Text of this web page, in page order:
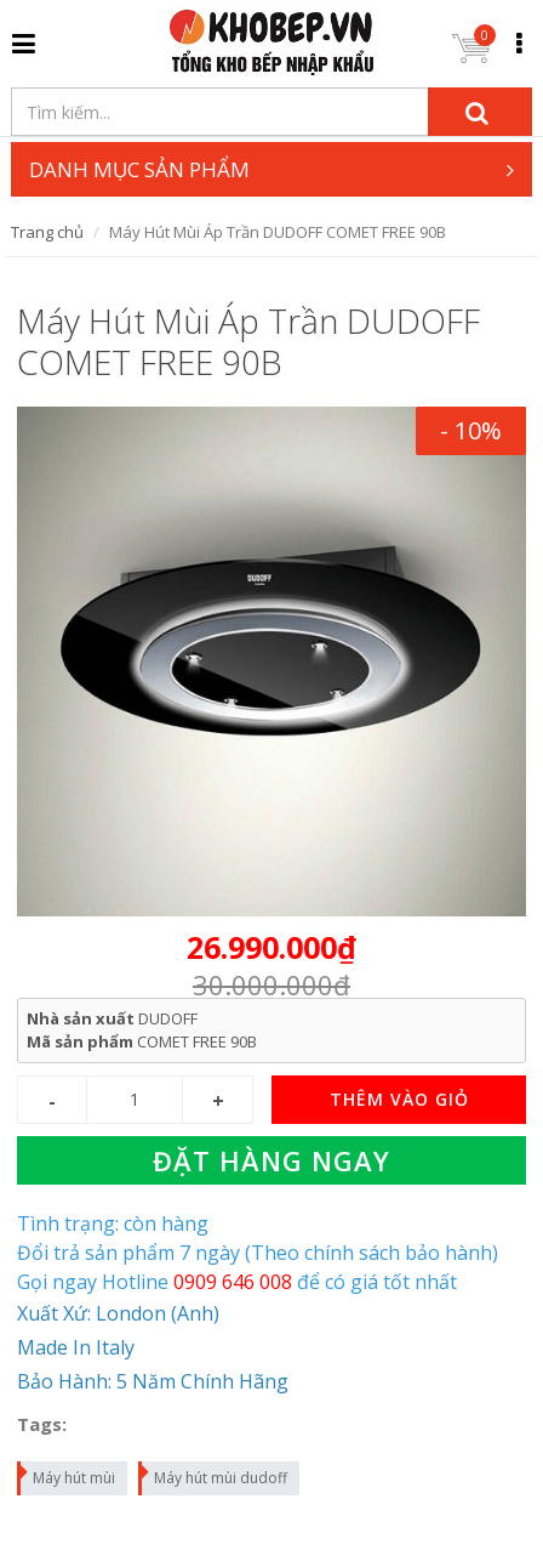
0
DANH MỤC SẢN PHẨM
Trang chủ Máy Hút Mùi Áp Trần DUDOFF COMET FREE 90B
Máy Hút Mùi Áp Trần DUDOFF
COMET FREE 90B
- 10%
26.990.000₫
30.000.000₫
Nhà sản xuất DUDOFF
Mã sản phẩm COMET FREE 90B
THÊM VÀO GIỎ
ĐẶT HÀNG NGAY
Tình trạng: còn hàng
Đổi trả sản phẩm 7 ngày (Theo chính sách bảo hành)
Gọi ngay Hotline 0909 646 008 để có giá tốt nhất
Xuất Xứ: London (Anh)
Made In Italy
Bảo Hành: 5 Năm Chính Hãng
Tags:
Máy hút mùi Máy hút mùi dudoff